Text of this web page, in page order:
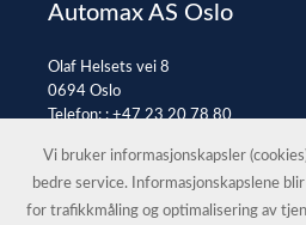
Automax AS Oslo
Olaf Helsets vei 8
0694 Oslo
Telefon: :+47 23 20 78 80
© Automax AS Oslo |
Vi bruker informasjonskapsler
bedre service. Informasjonskapslene
for trafikkmåling og optimalisering av